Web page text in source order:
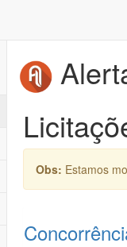
Obs: Estamos